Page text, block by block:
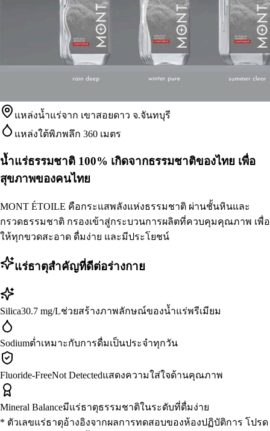
แหล่งน้ำแร่จาก เขาสอยดาว จ.จันทบุรี
แหล่งใต้พิภพลึก 360 เมตร
น้ำแร่ธรรมชาติ 100% เกิดจากธรรมชาติของไทย เพื่อ
สุขภาพของคนไทย
MONT ÉTOILE คือกระแสพลังแห่งธรรมชาติ ผ่านชั้นหินและ
กรวดธรรมชาติ กรองเข้าสู่กระบวนการผลิตที่ควบคุมคุณภาพ เพื่อ
ให้ทุกขวดสะอาด ดื่มง่าย และมีประโยชน์
แร่ธาตุสำคัญที่ดีต่อร่างกาย
Silica30.7 mg/Lช่วยสร้างภาพลักษณ์ของน้ำแร่พรีเมียม
Sodiumต่ำเหมาะกับการดื่มเป็นประจำทุกวัน
Fluoride-FreeNot Detectedแสดงความใส่ใจด้านคุณภาพ
Mineral Balanceมีแร่ธาตุธรรมชาติในระดับที่ดื่มง่าย
* ตัวเลขแร่ธาตุอ้างอิงจากผลการทดสอบของห้องปฏิบัติการ โปรด